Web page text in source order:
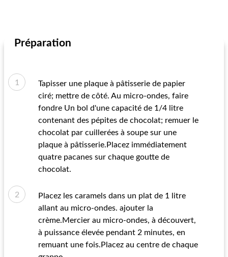
Préparation
Tapisser une plaque à pâtisserie de papier
ciré; mettre de côté. Au micro-ondes, faire
fondre Un bol d'une capacité de 1/4 litre
contenant des pépites de chocolat; remuer le
chocolat par cuillerées à soupe sur une
plaque à pâtisserie.Placez immédiatement
quatre pacanes sur chaque goutte de
chocolat.
Placez les caramels dans un plat de 1 litre
allant au micro-ondes. ajouter la
crème.Mercier au micro-ondes, à découvert,
à puissance élevée pendant 2 minutes, en
remuant une fois.Placez au centre de chaque